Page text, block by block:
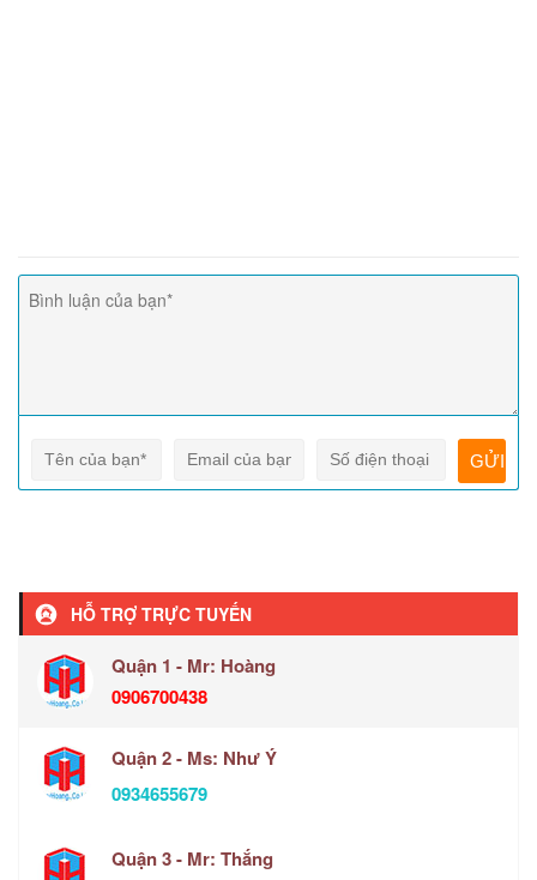
HỖ TRỢ TRỰC TUYẾN
Quận 1 - Mr: Hoàng
0906700438
Quận 2 - Ms: Như Ý
0934655679
Quận 3 - Mr: Thắng